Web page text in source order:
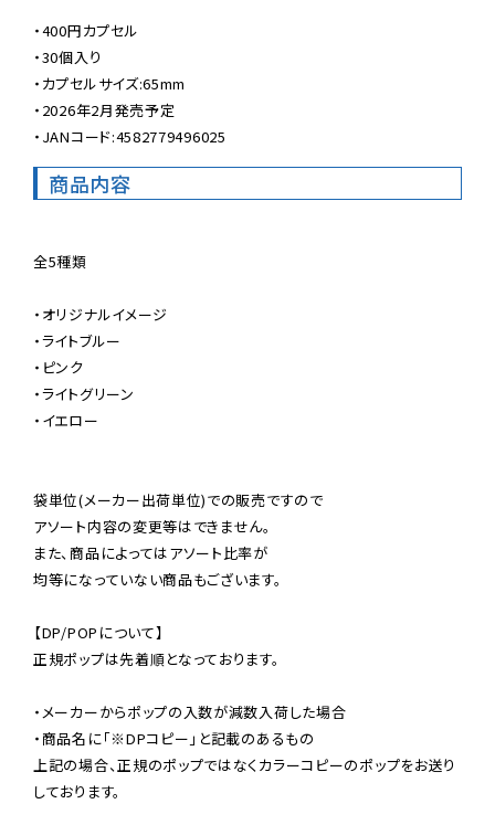
・400円カプセル
・30個入り
・カプセルサイズ:65mm
・2026年2月発売予定
・JANコード:4582779496025
商品内容
全5種類
・オリジナルイメージ
・ライトブルー
・ピンク
・ライトグリーン
・イエロー
袋単位(メーカー出荷単位)での販売ですので
アソート内容の変更等はできません。
また、商品によってはアソート比率が
均等になっていない商品もございます。
【DP/POPについて】
正規ポップは先着順となっております。
・メーカーからポップの入数が減数入荷した場合
・商品名に「※DPコピー」と記載のあるもの
上記の場合、正規のポップではなくカラーコピーのポップをお送り
しております。